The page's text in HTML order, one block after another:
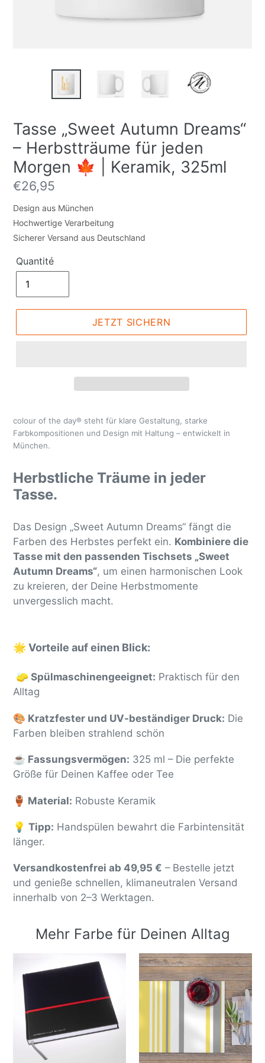
Tasse „Sweet Autumn Dreams“
– Herbstträume für jeden
Morgen 🍁 | Keramik, 325ml
Prix
normal
€26,95
Design aus München
Hochwertige Verarbeitung
Sicherer Versand aus Deutschland
Quantité
JETZT SICHERN
colour of the day® steht für klare Gestaltung, starke
Farbkompositionen und Design mit Haltung – entwickelt in
München.
Herbstliche Träume in jeder
Tasse.
Das Design „Sweet Autumn Dreams“ fängt die
Farben des Herbstes perfekt ein. Kombiniere die
Tasse mit den passenden Tischsets „Sweet
Autumn Dreams“, um einen harmonischen Look
zu kreieren, der Deine Herbstmomente
unvergesslich macht.
🌟 Vorteile auf einen Blick:
🧽 Spülmaschinengeeignet: Praktisch für den
Alltag
🎨 Kratzfester und UV-beständiger Druck: Die
Farben bleiben strahlend schön
☕ Fassungsvermögen: 325 ml – Die perfekte
Größe für Deinen Kaffee oder Tee
🏺 Material: Robuste Keramik
💡 Tipp: Handspülen bewahrt die Farbintensität
länger.
Versandkostenfrei ab 49,95 € – Bestelle jetzt
und genieße schnellen, klimaneutralen Versand
innerhalb von 2–3 Werktagen.
Mehr Farbe für Deinen Alltag